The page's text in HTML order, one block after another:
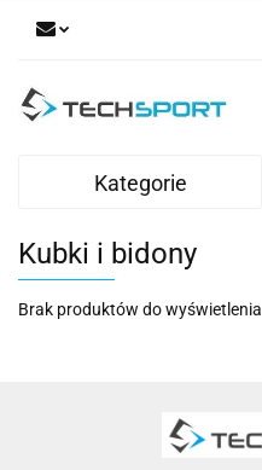
Kategorie
Kubki i bidony
Brak produktów do wyświetlenia